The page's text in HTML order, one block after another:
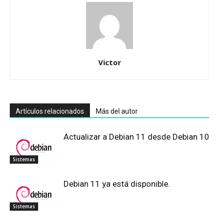
Victor
Artículos relacionados Más del autor
Sistemas
Actualizar a Debian 11 desde Debian 10
Sistemas
Debian 11 ya está disponible.